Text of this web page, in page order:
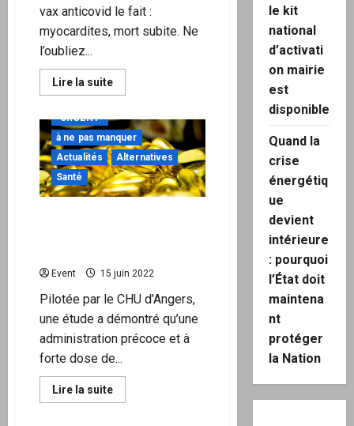
vax anticovid le fait :
myocardites, mort subite. Ne
l’oubliez...
Lire la suiteEn
savoir
ridicule
ne
tue
pas,
mais
le
mort
subite
"URGENT"
à ne pas manquer
Actualités
Alternatives
Santé
Event 15 juin 2022
Pilotée par le CHU d’Angers,
une étude a démontré qu’une
administration précoce et à
forte dose de...
Lire la suiteEn
savoir
le kit
national
d’activati
on mairie
est
disponible
Quand la
crise
énergétiq
ue
devient
intérieure
: pourquoi
l’État doit
maintena
nt
protéger
la Nation